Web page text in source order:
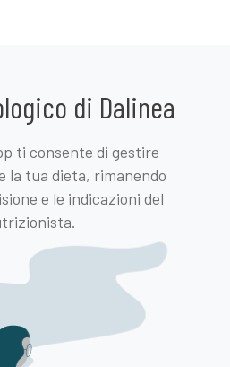
di Dalinea
ti consente di gestire
la tua dieta, rimanendo
e le indicazioni del